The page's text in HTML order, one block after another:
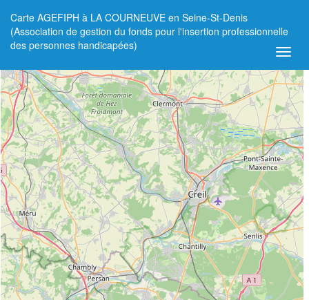
Carte AGEFIPH à LA COURNEUVE en Seine-St-Denis
(Association de gestion du fonds pour l'insertion professionnelle
des personnes handicapées)
+
−